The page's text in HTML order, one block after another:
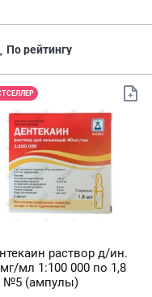
раствор д/ин.
мл 1:100 000 по 1,8
№5 (ампулы)